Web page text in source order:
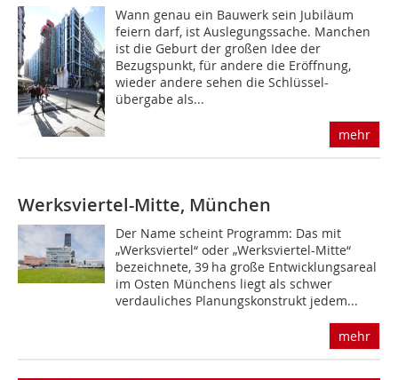
Wann genau ein Bauwerk sein Jubiläum
feiern darf, ist Auslegungssache. Manchen
ist die Geburt der großen Idee der
Bezugspunkt, für andere die Eröffnung,
wieder andere sehen die Schlüssel-
übergabe als...
mehr
Werksviertel-Mitte, München
Der Name scheint Programm: Das mit
„Werksviertel“ oder „Werksviertel-Mitte“
bezeichnete, 39 ha große Entwicklungsareal
im Osten Münchens liegt als schwer
verdauliches Planungskonstrukt jedem...
mehr